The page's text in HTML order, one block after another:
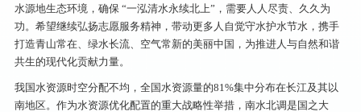
水源地生态环境，确保 “一泓清水永续北上”，需要人人尽责、久久为
功。希望继续弘扬志愿服务精神，带动更多人自觉守水护水节水，携手
打造青山常在、绿水长流、空气常新的美丽中国，为推进人与自然和谐
共生的现代化贡献力量。
我国水资源时空分配不均，全国水资源量的81%集中分布在长江及其以
南地区。作为水资源优化配置的重大战略性举措，南水北调是国之大